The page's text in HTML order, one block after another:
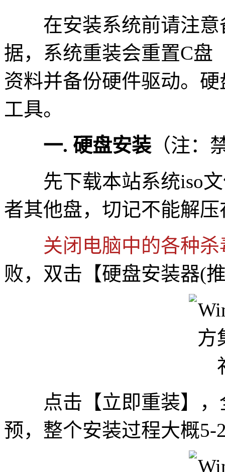
在安装系统前请注意
据，系统重装会重置C盘
资料并备份硬件驱动。
工具。
一. 硬盘安装 （注：
先下载本站系统iso文
者其他盘，切记不能解
关闭电脑中的各种
败，双击【硬盘安装器(
点击【立即重装】，
预，整个安装过程大概5-